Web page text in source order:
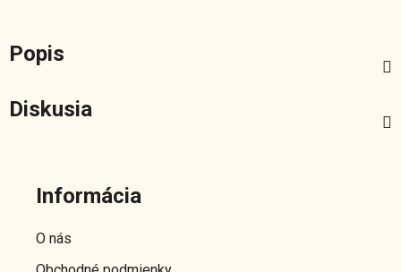
Popis
Diskusia
Informácia
O nás